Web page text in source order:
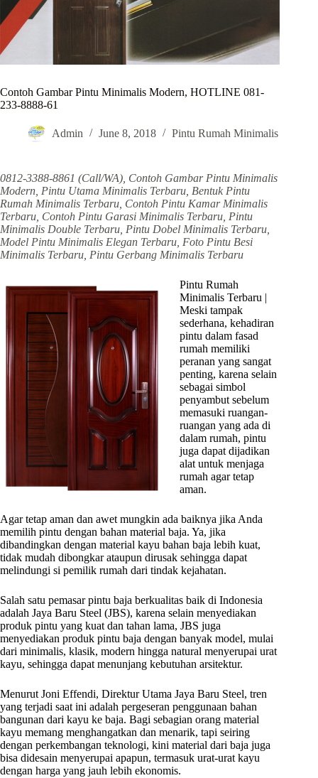
Contoh Gambar Pintu Minimalis Modern, HOTLINE 081-
233-8888-61
Admin June 8, 2018 Pintu Rumah Minimalis
0812-3388-8861 (Call/WA), Contoh Gambar Pintu Minimalis
Modern, Pintu Utama Minimalis Terbaru, Bentuk Pintu
Rumah Minimalis Terbaru, Contoh Pintu Kamar Minimalis
Terbaru, Contoh Pintu Garasi Minimalis Terbaru, Pintu
Minimalis Double Terbaru, Pintu Dobel Minimalis Terbaru,
Model Pintu Minimalis Elegan Terbaru, Foto Pintu Besi
Minimalis Terbaru, Pintu Gerbang Minimalis Terbaru
Pintu Rumah
Minimalis Terbaru |
Meski tampak
sederhana, kehadiran
pintu dalam fasad
rumah memiliki
peranan yang sangat
penting, karena selain
sebagai simbol
penyambut sebelum
memasuki ruangan-
ruangan yang ada di
dalam rumah, pintu
juga dapat dijadikan
alat untuk menjaga
rumah agar tetap
aman.
Agar tetap aman dan awet mungkin ada baiknya jika Anda
memilih pintu dengan bahan material baja. Ya, jika
dibandingkan dengan material kayu bahan baja lebih kuat,
tidak mudah dibongkar ataupun dirusak sehingga dapat
melindungi si pemilik rumah dari tindak kejahatan.
Salah satu pemasar pintu baja berkualitas baik di Indonesia
adalah Jaya Baru Steel (JBS), karena selain menyediakan
produk pintu yang kuat dan tahan lama, JBS juga
menyediakan produk pintu baja dengan banyak model, mulai
dari minimalis, klasik, modern hingga natural menyerupai urat
kayu, sehingga dapat menunjang kebutuhan arsitektur.
Menurut Joni Effendi, Direktur Utama Jaya Baru Steel, tren
yang terjadi saat ini adalah pergeseran penggunaan bahan
bangunan dari kayu ke baja. Bagi sebagian orang material
kayu memang menghangatkan dan menarik, tapi seiring
dengan perkembangan teknologi, kini material dari baja juga
bisa didesain menyerupai apapun, termasuk urat-urat kayu
dengan harga yang jauh lebih ekonomis.